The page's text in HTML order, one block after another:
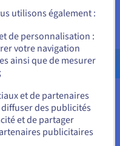
des ensembles de
les positionne comme
certains des défis
nécessitent une
climatique aux crises de
économique, sont
et interconnectées
qui défient les
USD - $
utilisons également :
de personnalisation :
votre navigation
ainsi que de mesurer
et de partenaires
des publicités
et de partager
publicitaires